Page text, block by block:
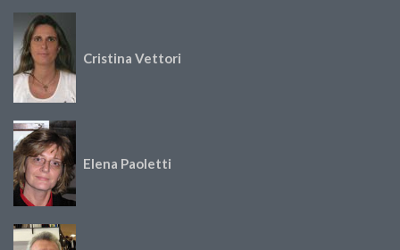
Cristina Vettori
Elena Paoletti